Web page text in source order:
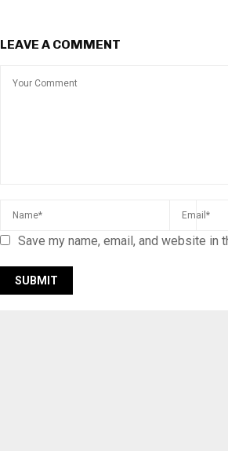
LEAVE A COMMENT
Save my name, email, and website